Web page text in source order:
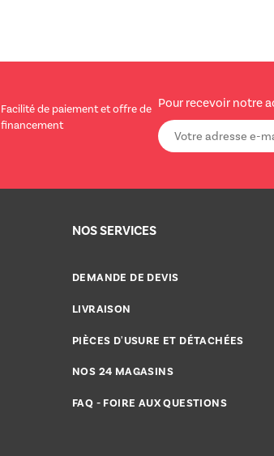
Facilité de paiement et offre de
financement
Pour recevoir notre
NOS SERVICES
DEMANDE DE DEVIS
LIVRAISON
PIÈCES D'USURE ET DÉTACHÉES
NOS 24 MAGASINS
FAQ - FOIRE AUX QUESTIONS